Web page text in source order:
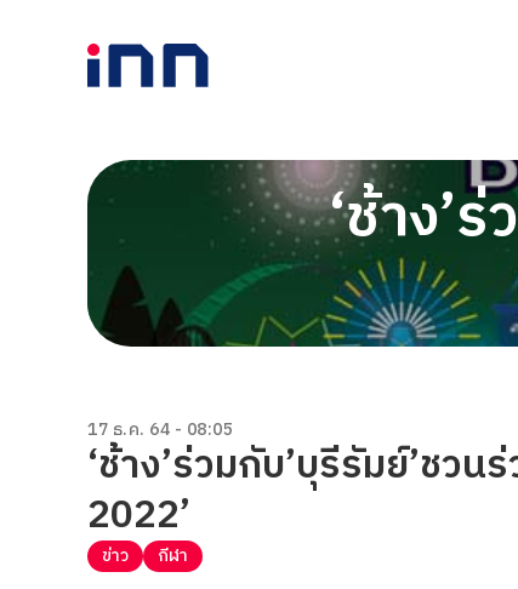
‘ช้าง’
17 ธ.ค. 64 - 08:05
‘ช้าง’ร่วมกับ’บุรีรัมย์’ชวน
2022’
ข่าว กีฬา